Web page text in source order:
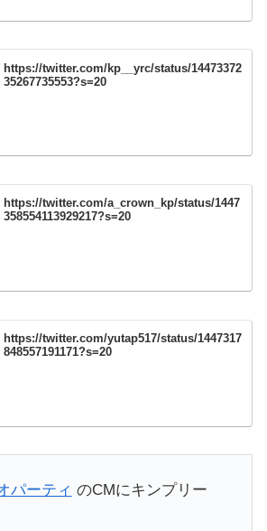
https://twitter.com/kp__yrc/status/14473372
35267735553?s=20
https://twitter.com/a_crown_kp/status/1447
358554113929217?s=20
https://twitter.com/yutap517/status/1447317
848557191171?s=20
パーティ のCMにキンプリー